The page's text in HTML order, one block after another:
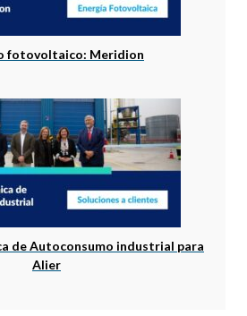
fotovoltaico: Meridion
de Autoconsumo industrial para
Alier